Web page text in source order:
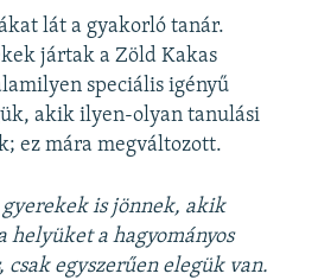
lát a gyakorló tanár.
jártak a Zöld Kakas
speciális igényű
akik ilyen-olyan tanulási
ez mára megváltozott.
is jönnek, akik
helyüket a hagyományos
csak egyszerűen elegük van.